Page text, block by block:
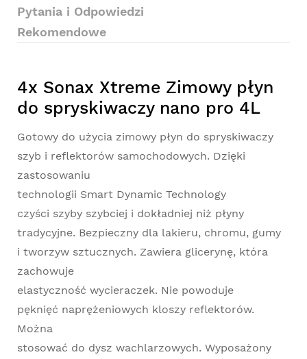
Pytania i Odpowiedzi
Rekomendowe
4x Sonax Xtreme Zimowy płyn
do spryskiwaczy nano pro 4L
Gotowy do użycia zimowy płyn do spryskiwaczy
szyb i reflektorów samochodowych. Dzięki
zastosowaniu
technologii Smart Dynamic Technology
czyści szyby szybciej i dokładniej niż płyny
tradycyjne. Bezpieczny dla lakieru, chromu, gumy
i tworzyw sztucznych. Zawiera glicerynę, która
zachowuje
elastyczność wycieraczek. Nie powoduje
pęknięć naprężeniowych kloszy reflektorów.
Można
stosować do dysz wachlarzowych. Wyposażony